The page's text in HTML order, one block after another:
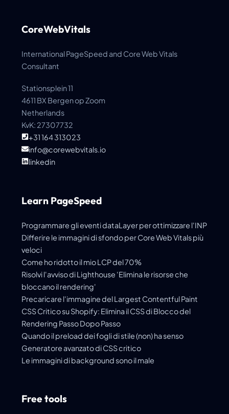
CoreWebVitals
International PageSpeed and Core Web Vitals
Consultant
Stationsplein 11
4611 BX Bergen op Zoom
Netherlands
KvK: 27307732
+31 164 313023
info@corewebvitals.io
linkedin
Learn PageSpeed
Programmare gli eventi dataLayer per ottimizzare l'INP
Differire le immagini di sfondo per Core Web Vitals più
veloci
Come ho ridotto il mio LCP del 70%
Risolvi l'avviso di Lighthouse 'Elimina le risorse che
bloccano il rendering'
Precaricare l'immagine delLargest Contentful Paint
CSS Critico su Shopify: Elimina il CSS di Blocco del
Rendering Passo Dopo Passo
Quando il preload dei fogli di stile (non) ha senso
Generatore avanzato di CSS critico
Le immagini di background sono il male
Free tools